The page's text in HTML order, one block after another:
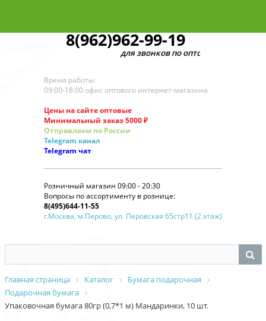
8(962)962-99-19
для звонков по оптовым заказам
Время работы:
09:00-18:00 офис оптового интернет-магазина
Цены на сайте оптовые
Минимальный заказ 5000 ₽
Отправляем по России
Telegram канал
Telegram чат
Розничный магазин 09:00 - 20:30
Вопросы по ассортименту в рознице:
8(495)644-11-55
г.Москва, м.Перово, ул. Перовская 65стр11 (2 этаж)
Главная страница Каталог
Бумага подарочная
Подарочная бумага
Упаковочная бумага 80гр (0,7*1 м) Мандаринки, 10 шт.